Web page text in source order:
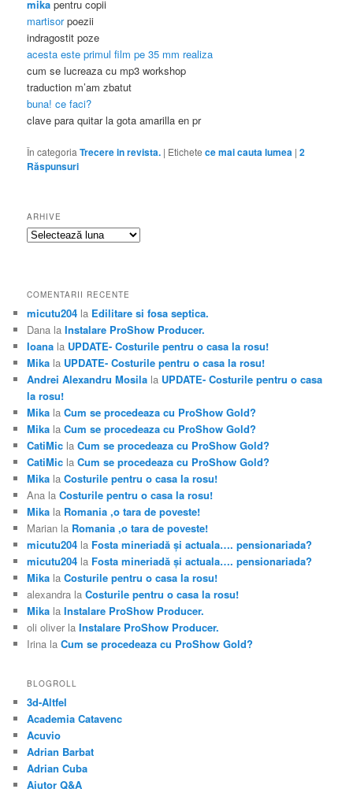
mika pentru copii
martisorpoezii
indragostit poze
acesta este primul film pe 35 mm realiza
cum se lucreaza cu mp3 workshop
traduction m’am zbatut
buna! ce faci?
clave para quitar la gota amarilla en pr
În categoria Trecere in revista. | Etichete ce mai cauta lumea |2
Răspunsuri
ARHIVE
Arhive
COMENTARII RECENTE
micutu204 la Edilitare si fosa septica.
Dana laInstalare ProShow Producer.
Ioana la UPDATE- Costurile pentru o casa la rosu!
Mika la UPDATE- Costurile pentru o casa la rosu!
Andrei Alexandru Mosila la UPDATE- Costurile pentru o casa
la rosu!
Mika laCum se procedeaza cu ProShow Gold?
Mika laCum se procedeaza cu ProShow Gold?
CatiMic laCum se procedeaza cu ProShow Gold?
CatiMic laCum se procedeaza cu ProShow Gold?
Mika laCosturile pentru o casa la rosu!
Ana laCosturile pentru o casa la rosu!
Mika la Romania ,o tara de poveste!
Marian la Romania ,o tara de poveste!
micutu204 la Fosta mineriadă şi actuala…. pensionariada?
micutu204 la Fosta mineriadă şi actuala…. pensionariada?
Mika laCosturile pentru o casa la rosu!
alexandra laCosturile pentru o casa la rosu!
Mika laInstalare ProShow Producer.
oli oliver laInstalare ProShow Producer.
Irina laCum se procedeaza cu ProShow Gold?
BLOGROLL
3d-Altfel
Academia Catavenc
Acuvio
Adrian Barbat
Adrian Cuba
Ajutor Q&A